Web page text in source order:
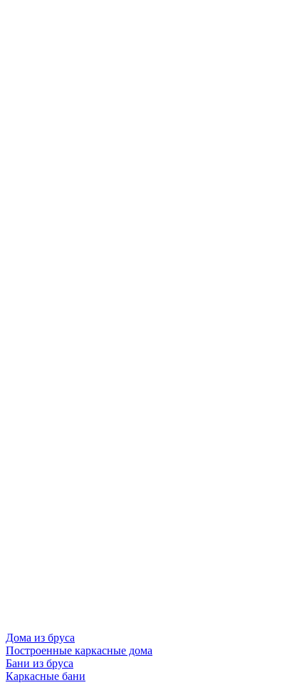
Дома из бруса
Построенные каркасные дома
Бани из бруса
Каркасные бани